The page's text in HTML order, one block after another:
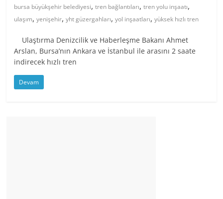
bursa büyükşehir belediyesi,tren bağlantıları,tren yolu inşaatı,
ulaşım,yenişehir,yht güzergahları,yol inşaatları,yüksek hızlı tren
Ulaştırma Denizcilik ve Haberleşme Bakanı Ahmet
Arslan, Bursa’nın Ankara ve İstanbul ile arasını 2 saate
indirecek hızlı tren
Devam